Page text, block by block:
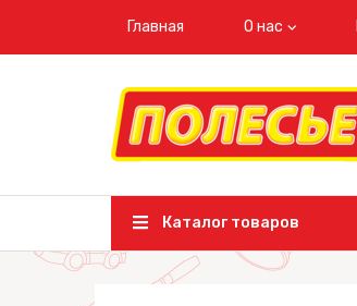
Главная О нас
Каталог товаров